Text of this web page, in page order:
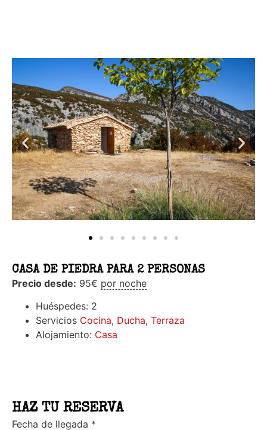
CASA DE PIEDRA PARA 2 PERSONAS
Precio desde: 95€ por noche
Huéspedes: 2
Servicios Cocina, Ducha, Terraza
Alojamiento: Casa
HAZ TU RESERVA
Fecha de llegada *